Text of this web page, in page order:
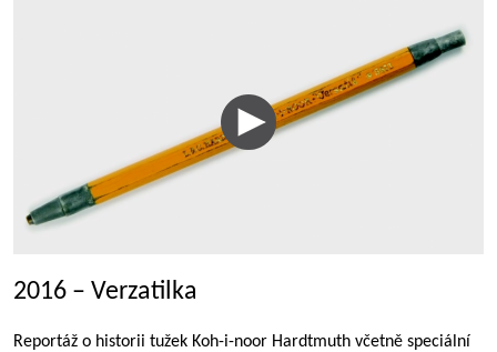
2016 – Verzatilka
Reportáž o historii tužek Koh-i-noor Hardtmuth včetně speciální